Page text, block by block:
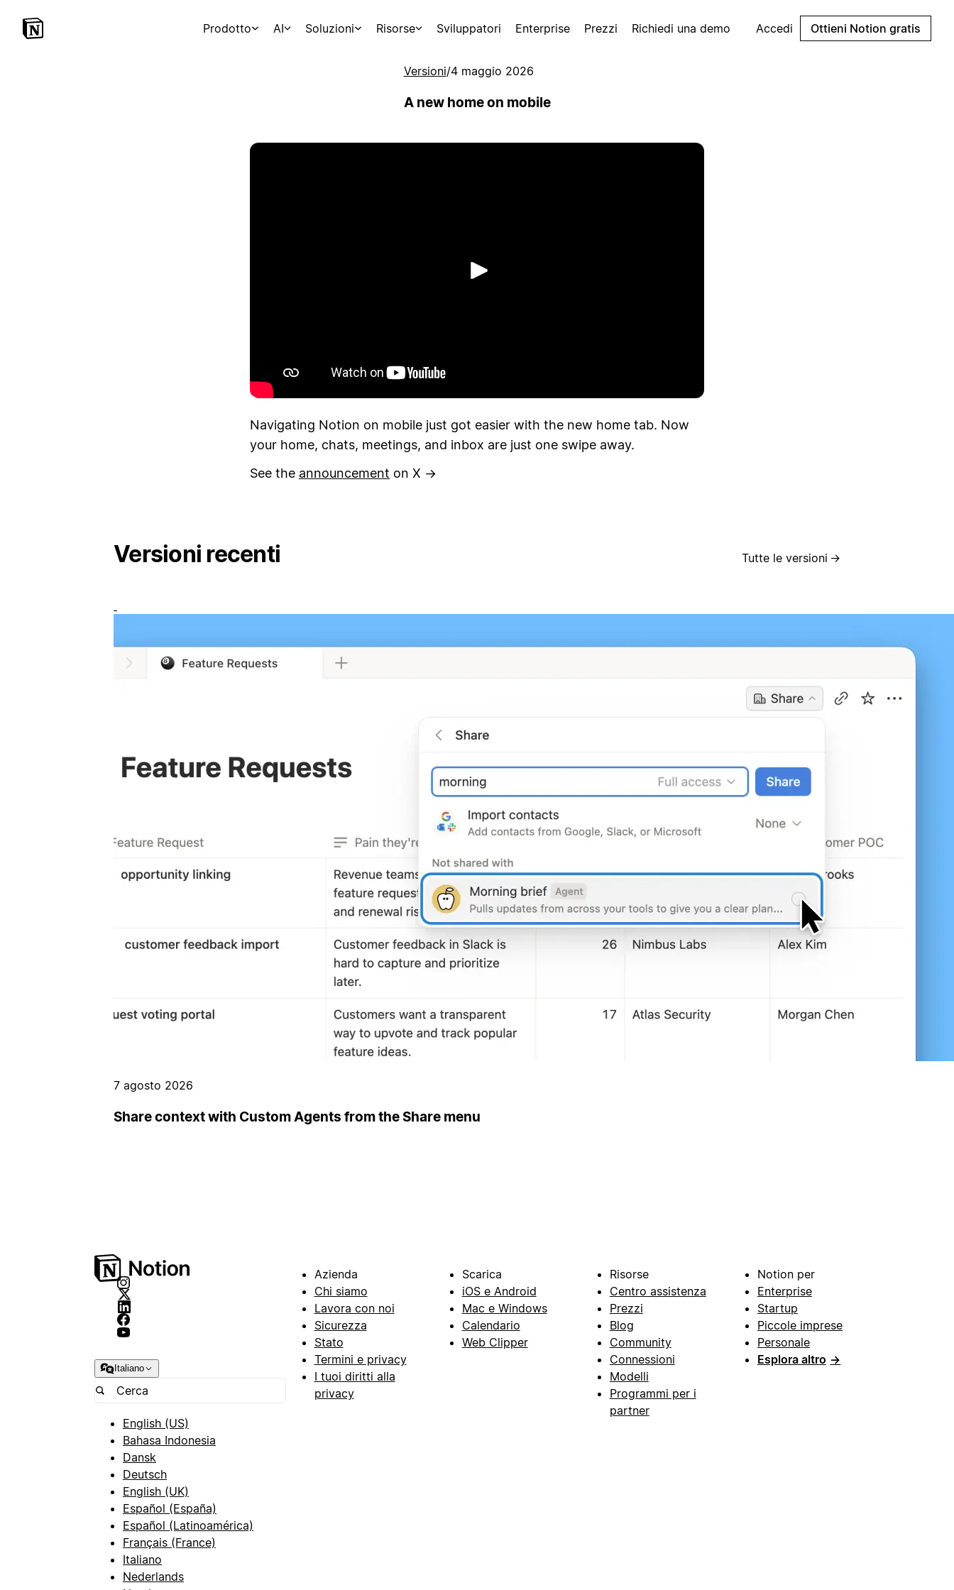
Prodotto AI Soluzioni Risorse Sviluppatori Enterprise Prezzi Richiedi una demo Accedi Ottieni Notion gratis
Versioni/4 maggio 2026
A new home on mobile
Riproduci
Navigating Notion on mobile just got easier with the new home tab. Now
your home, chats, meetings, and inbox are just one swipe away.
See the announcement on X →
Versioni recenti Tutte le versioni →
7 agosto 2026
Share context with Custom Agents from the Share menu
Italiano
English (US)
Bahasa Indonesia
Dansk
Deutsch
English (UK)
Español (España)
Español (Latinoamérica)
Français (France)
Italiano
Nederlands
Azienda
Chi siamo
Lavora con noi
Sicurezza
Stato
Termini e privacy
I tuoi diritti alla
privacy
Scarica
iOS e Android
Mac e Windows
Calendario
Web Clipper
Risorse
Centro assistenza
Prezzi
Blog
Community
Connessioni
Modelli
Programmi per i
partner
Notion per
Enterprise
Startup
Piccole imprese
Personale
Esplora altro →